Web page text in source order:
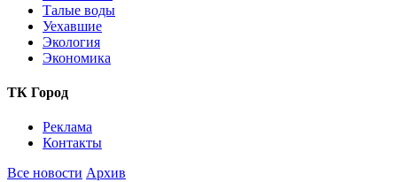
Талые воды
Уехавшие
Экология
Экономика
ТК Город
Реклама
Контакты
Все новости Архив